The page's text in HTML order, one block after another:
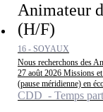
Animateur
(H/F)
16 - SOYAUX
Nous recherchons des
27 août 2026 Missions
(pause méridienne) en
CDD - Temps